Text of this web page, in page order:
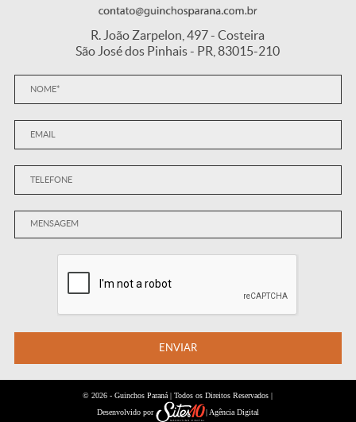
R. João Zarpelon, 497 - Costeira
São José dos Pinhais - PR, 83015-210
ENVIAR
© 2026 -Guinchos Paraná | Todos os Direitos Reservados |
Desenvolvido por
| Agência Digital